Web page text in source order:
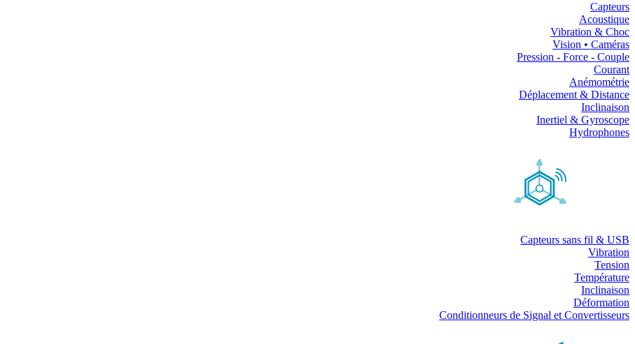
Capteurs
Acoustique
Vibration & Choc
Vision • Caméras
Pression - Force - Couple
Courant
Anémométrie
Déplacement & Distance
Inclinaison
Inertiel & Gyroscope
Hydrophones
Capteurs sans fil & USB
Vibration
Tension
Température
Inclinaison
Déformation
Conditionneurs de Signal et Convertisseurs